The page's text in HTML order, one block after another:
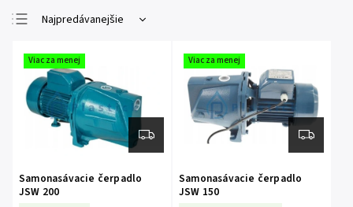
Najpredávanejšie
Najdrahšie
Abecedne
Viac za menej
Samonasávacie čerpadlo
JSW 200
Viac za menej
Samonasávacie čerpadlo
JSW 150